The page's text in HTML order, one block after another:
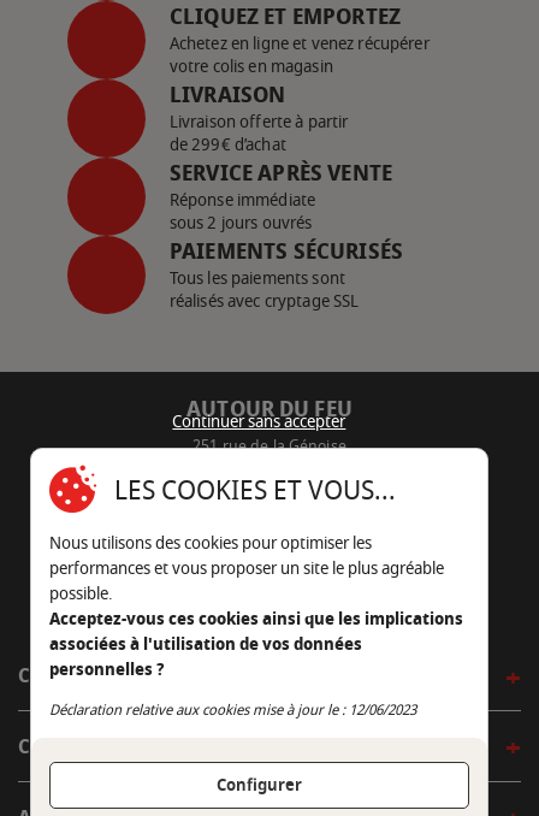
CLIQUEZ ET EMPORTEZ
Achetez en ligne et venez récupérer
votre colis en magasin
LIVRAISON
Livraison offerte à partir
de 299€ d’achat
SERVICE APRÈS VENTE
Réponse immédiate
sous 2 jours ouvrés
PAIEMENTS SÉCURISÉS
Tous les paiements sont
réalisés avec cryptage SSL
AUTOUR DU FEU
251 rue de la Génoise
05 45 22 98 09
Nous envoyer un e-mail
CÔTÉ OUTDOOR
CÔTÉ INDOOR
Continuer sans accepter
LES COOKIES ET VOUS...
Nous utilisons des cookies pour optimiser les
performances et vous proposer un site le plus agréable
possible.
Acceptez-vous ces cookies ainsi que les implications
associées à l'utilisation de vos données
personnelles ?
Déclaration relative aux cookies mise à jour le : 12/06/2023
Configurer
Continuer sans accepter